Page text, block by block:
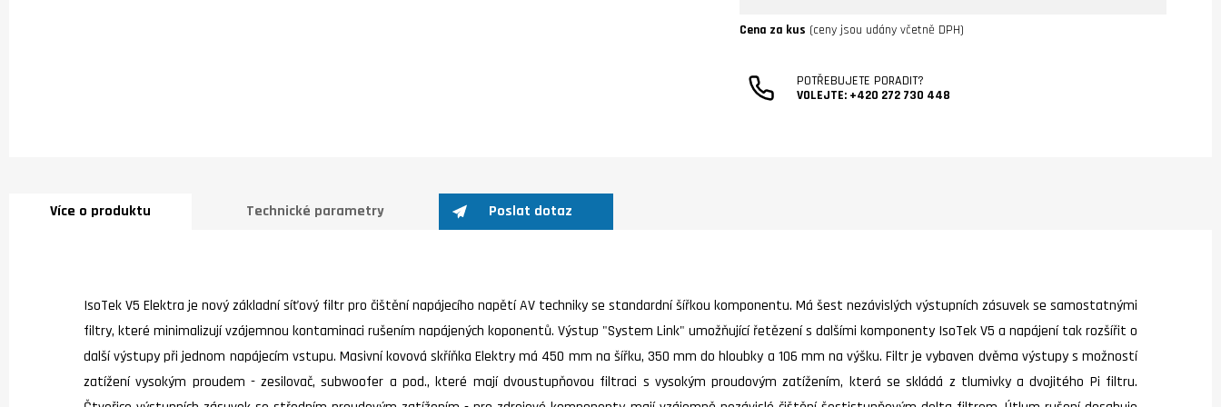
Cena za kus (ceny jsou udány včetně DPH)
POTŘEBUJETE PORADIT?
VOLEJTE: +420 272 730 448
Více o produktu Technické parametry Poslat dotaz
IsoTek V5 Elektra je nový základní síťový filtr pro čištění napájecího napětí AV techniky se standardní šířkou komponentu. Má šest nezávislých výstupních zásuvek se samostatnými
filtry, které minimalizují vzájemnou kontaminaci rušením napájených koponentů. Výstup "System Link" umožňující řetězení s dalšími komponenty IsoTek V5 a napájení tak rozšířit o
další výstupy při jednom napájecím vstupu. Masivní kovová skříňka Elektry má 450 mm na šířku, 350 mm do hloubky a 106 mm na výšku. Filtr je vybaven dvěma výstupy s možností
zatížení vysokým proudem - zesilovač, subwoofer a pod., které mají dvoustupňovou filtraci s vysokým proudovým zatížením, která se skládá z tlumivky a dvojitého Pi filtru.